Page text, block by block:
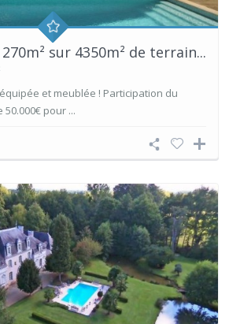
sur 4350m² de terrain...
et meublée ! Participation du
pour ...